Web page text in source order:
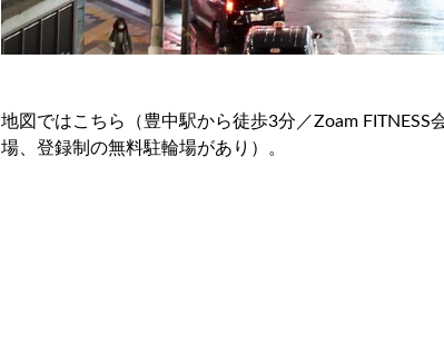
地図ではこちら（豊中駅から徒歩3分／Zoam FITNESS
場、登録制の無料駐輪場があり）。